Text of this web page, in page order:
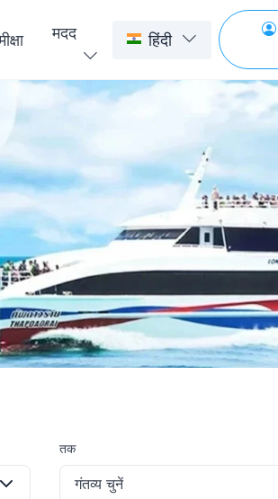
मदद हिंदी
तक
गंतव्य चुनें